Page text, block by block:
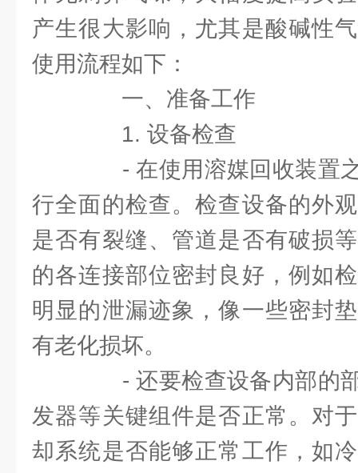
产生很大影响，尤其是酸碱性
使用流程如下：
一、准备工作
1. 设备检查
- 在使用溶媒回收装置之
行全面的检查。检查设备的外
是否有裂缝、管道是否有破损
的各连接部位密封良好，例如
明显的泄漏迹象，像一些密封
有老化损坏。
- 还要检查设备内部的部
发器等关键组件是否正常。对
却系统是否能够正常工作，如